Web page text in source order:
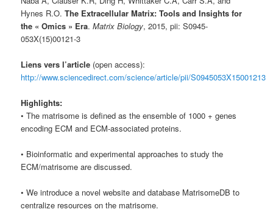
Hynes R.O.The Extracellular Matrix: Tools and Insights for
the « Omics » Era.Matrix Biology, 2015, pii: S0945-
053X(15)00121-3
Liens vers l’article (open access):
http://www.sciencedirect.com/science/article/pii/S0945053X15001213
Highlights:
• The matrisome is defined as the ensemble of 1000 + genes
encoding ECM and ECM-associated proteins.
• Bioinformatic and experimental approaches to study the
ECM/matrisome are discussed.
• We introduce a novel website and database MatrisomeDB to
centralize resources on the matrisome.